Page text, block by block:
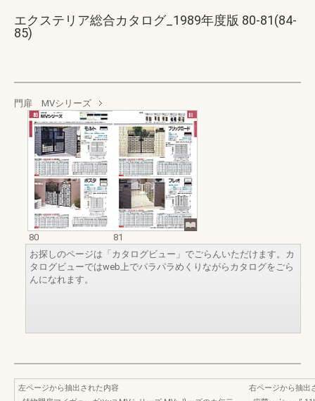
エクステリア総合カタログ_1989年度版 80-81(84-
85)
門扉 MVシリーズ
80
81
お探しのページは「カタログビュー」でごらんいただけます。カ
タログビューではweb上でパラパラめくりながらカタログをごら
んになれます。
左ページから抽出された内容
右ページから抽出